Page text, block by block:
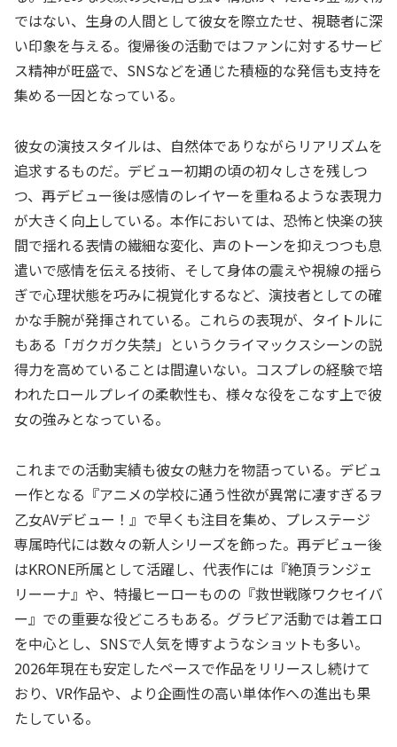
ではない、生身の人間として彼女を際立たせ、視聴者に深
い印象を与える。復帰後の活動ではファンに対するサービ
ス精神が旺盛で、SNSなどを通じた積極的な発信も支持を
集める一因となっている。
彼女の演技スタイルは、自然体でありながらリアリズムを
追求するものだ。デビュー初期の頃の初々しさを残しつ
つ、再デビュー後は感情のレイヤーを重ねるような表現力
が大きく向上している。本作においては、恐怖と快楽の狭
間で揺れる表情の繊細な変化、声のトーンを抑えつつも息
遣いで感情を伝える技術、そして身体の震えや視線の揺ら
ぎで心理状態を巧みに視覚化するなど、演技者としての確
かな手腕が発揮されている。これらの表現が、タイトルに
もある「ガクガク失禁」というクライマックスシーンの説
得力を高めていることは間違いない。コスプレの経験で培
われたロールプレイの柔軟性も、様々な役をこなす上で彼
女の強みとなっている。
これまでの活動実績も彼女の魅力を物語っている。デビュ
ー作となる『アニメの学校に通う性欲が異常に凄すぎるヲ
乙女AVデビュー！』で早くも注目を集め、プレステージ
専属時代には数々の新人シリーズを飾った。再デビュー後
はKRONE所属として活躍し、代表作には『絶頂ランジェ
リーーナ』や、特撮ヒーローものの『救世戦隊ワクセイバ
ー』での重要な役どころもある。グラビア活動では着エロ
を中心とし、SNSで人気を博すようなショットも多い。
2026年現在も安定したペースで作品をリリースし続けて
おり、VR作品や、より企画性の高い単体作への進出も果
たしている。